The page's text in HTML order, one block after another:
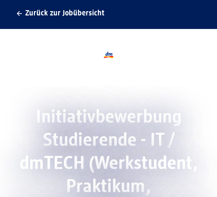
Zurück zur Jobübersicht
Initiativbewerbung
Studierende - IT /
dmTECH (Werkstudent,
Praktikum,